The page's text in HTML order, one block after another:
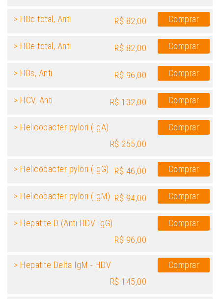
> HBc total, Anti R$ 82,00 Comprar
> HBe total, Anti R$ 82,00 Comprar
> HBs, Anti R$ 96,00 Comprar
> HCV, Anti R$ 132,00 Comprar
> Helicobacter pylori (IgA)
R$ 255,00
Comprar
> Helicobacter pylori (IgG) R$ 46,00 Comprar
> Helicobacter pylori (IgM) R$ 94,00 Comprar
> Hepatite D (Anti HDV IgG)
R$ 96,00
Comprar
> Hepatite Delta IgM - HDV
R$ 145,00
Comprar